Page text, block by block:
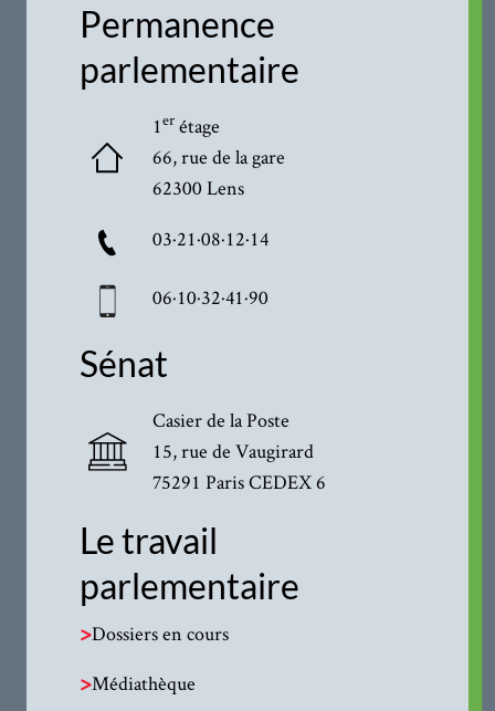
Permanence
parlementaire
1erétage
66, rue de la gare
62300 Lens
03·21·08·12·14
06·10·32·41·90
Sénat
Casier de la Poste
15, rue de Vaugirard
75291 Paris CEDEX 6
Le travail
parlementaire
>Dossiers en cours
>Médiathèque